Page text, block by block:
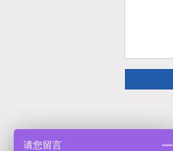
请您留言